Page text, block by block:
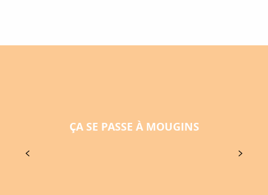
ÇA SE PASSE À MOUGINS
JUIL. AOÛT
Pour tout connaître sur les secrets de l'histoire du